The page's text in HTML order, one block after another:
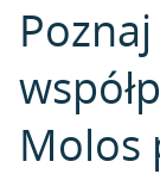
Molos